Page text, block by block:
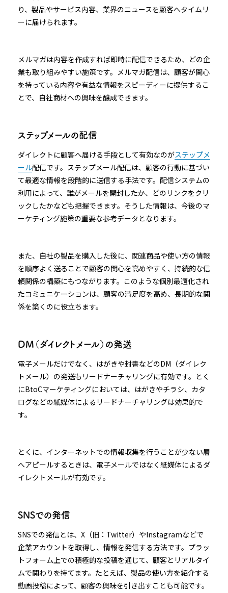
り、製品やサービス内容、業界のニュースを顧客へタイムリ
ーに届けられます。
メルマガは内容を作成すれば即時に配信できるため、どの企
業も取り組みやすい施策です。メルマガ配信は、顧客が関心
を持っている内容や有益な情報をスピーディーに提供するこ
とで、自社商材への興味を醸成できます。
ステップメールの配信
ダイレクトに顧客へ届ける手段として有効なのがステップメ
ール配信です。ステップメール配信は、顧客の行動に基づい
て最適な情報を段階的に送信する手法です。配信システムの
利用によって、誰がメールを開封したか、どのリンクをクリ
ックしたかなども把握できます。そうした情報は、今後のマ
ーケティング施策の重要な参考データとなります。
また、自社の製品を購入した後に、関連商品や使い方の情報
を順序よく送ることで顧客の関心を高めやすく、持続的な信
頼関係の構築にもつながります。このような個別最適化され
たコミュニケーションは、顧客の満足度を高め、長期的な関
係を築くのに役立ちます。
DM（ダイレクトメール）の発送
電子メールだけでなく、はがきや封書などのDM（ダイレク
トメール）の発送もリードナーチャリングに有効です。とく
にBtoCマーケティングにおいては、はがきやチラシ、カタ
ログなどの紙媒体によるリードナーチャリングは効果的で
す。
とくに、インターネットでの情報収集を行うことが少ない層
へアピールするときは、電子メールではなく紙媒体によるダ
イレクトメールが有効です。
SNSでの発信
SNSでの発信とは、X（旧：Twitter）やInstagramなどで
企業アカウントを取得し、情報を発信する方法です。プラッ
トフォーム上での積極的な投稿を通じて、顧客とリアルタイ
ムで関わりを持てます。たとえば、製品の使い方を紹介する
動画投稿によって、顧客の興味を引き出すことも可能です。